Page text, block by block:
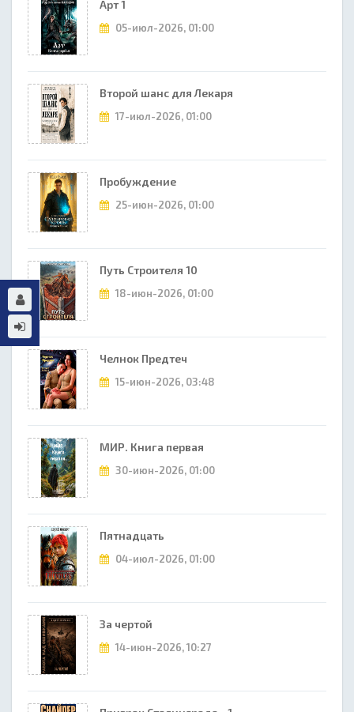
Арт 1
05-июл-2026, 01:00
Второй шанс для Лекаря
17-июл-2026, 01:00
Пробуждение
25-июн-2026, 01:00
Путь Строителя 10
18-июн-2026, 01:00
Челнок Предтеч
15-июн-2026, 03:48
МИР. Книга первая
30-июн-2026, 01:00
Пятнадцать
04-июл-2026, 01:00
За чертой
14-июн-2026, 10:27